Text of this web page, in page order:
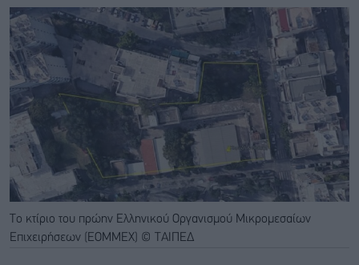
To κτίριο του πρώην Ελληνικού Οργανισμού Μικρομεσαίων
Επιχειρήσεων (ΕΟΜΜΕΧ) © ΤΑΙΠΕΔ